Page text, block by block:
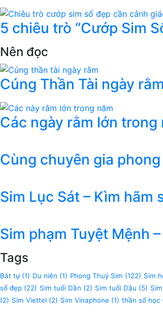
5 chiêu trò “Cướp Sim
Nên đọc
Cúng Thần Tài ngày
Các ngày rằm lớn
Cùng chuyên gia
Sim Lục Sát – Kìm
Sim phạm Tuyệt Mệnh
Tags
Bát tự(1) Du niên (1) Phong Thuỷ Sim (122) Sim
số đẹp (22) Sim tuổi Dần (2) Sim tuổi Dậu (5)
(2) Sim Viettel (2) Sim Vinaphone (1) thần số học